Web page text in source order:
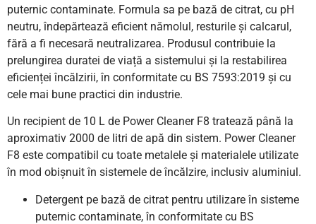
puternic contaminate. Formula sa pe bază de citrat, cu pH
neutru, îndepărtează eficient nămolul, resturile și calcarul,
fără a fi necesară neutralizarea. Produsul contribuie la
prelungirea duratei de viață a sistemului și la restabilirea
eficienței încălzirii, în conformitate cu BS 7593:2019 și cu
cele mai bune practici din industrie.
Un recipient de 10 L de Power Cleaner F8 tratează până la
aproximativ 2000 de litri de apă din sistem. Power Cleaner
F8 este compatibil cu toate metalele și materialele utilizate
în mod obișnuit în sistemele de încălzire, inclusiv aluminiul.
Detergent pe bază de citrat pentru utilizare în sisteme
puternic contaminate, în conformitate cu BS